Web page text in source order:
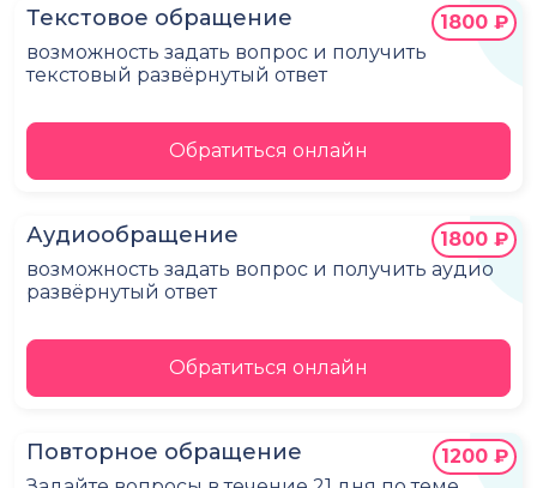
Текстовое обращение
возможность задать вопрос и получить
текстовый развёрнутый ответ
1800 ₽
Обратиться онлайн
Аудиообращение
возможность задать вопрос и получить аудио
развёрнутый ответ
1800 ₽
Обратиться онлайн
Повторное обращение 1200 ₽